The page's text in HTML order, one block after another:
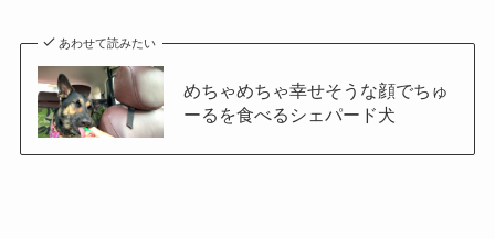
あわせて読みたい
めちゃめちゃ幸せそうな顔でちゅ
ーるを食べるシェパード犬